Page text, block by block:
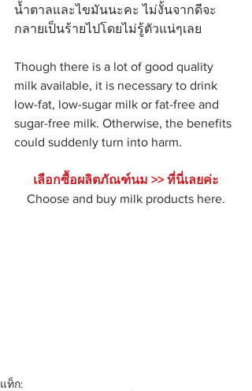
น้ำตาลและไขมันนะคะ ไม่งั้นจากดีจะ
กลายเป็นร้ายไปโดยไม่รู้ตัวแน่ๆเลย
Though there is a lot of good quality
milk available, it is necessary to drink
low-fat, low-sugar milk or fat-free and
sugar-free milk. Otherwise, the benefits
could suddenly turn into harm.
เลือกซื้อผลิตภัณฑ์นม >> ที่นี่เลยค่ะ
Choose and buy milk products here.
แท็ก: